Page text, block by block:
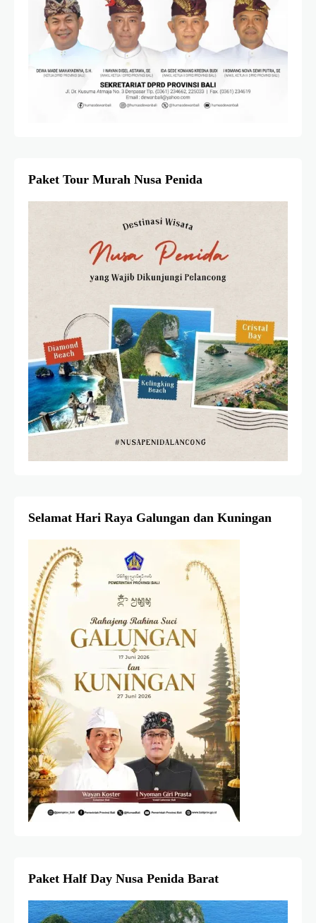
Paket Tour Murah Nusa Penida
Selamat Hari Raya Galungan dan Kuningan
Paket Half Day Nusa Penida Barat